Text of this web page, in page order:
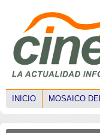
INICIO MOSAICO